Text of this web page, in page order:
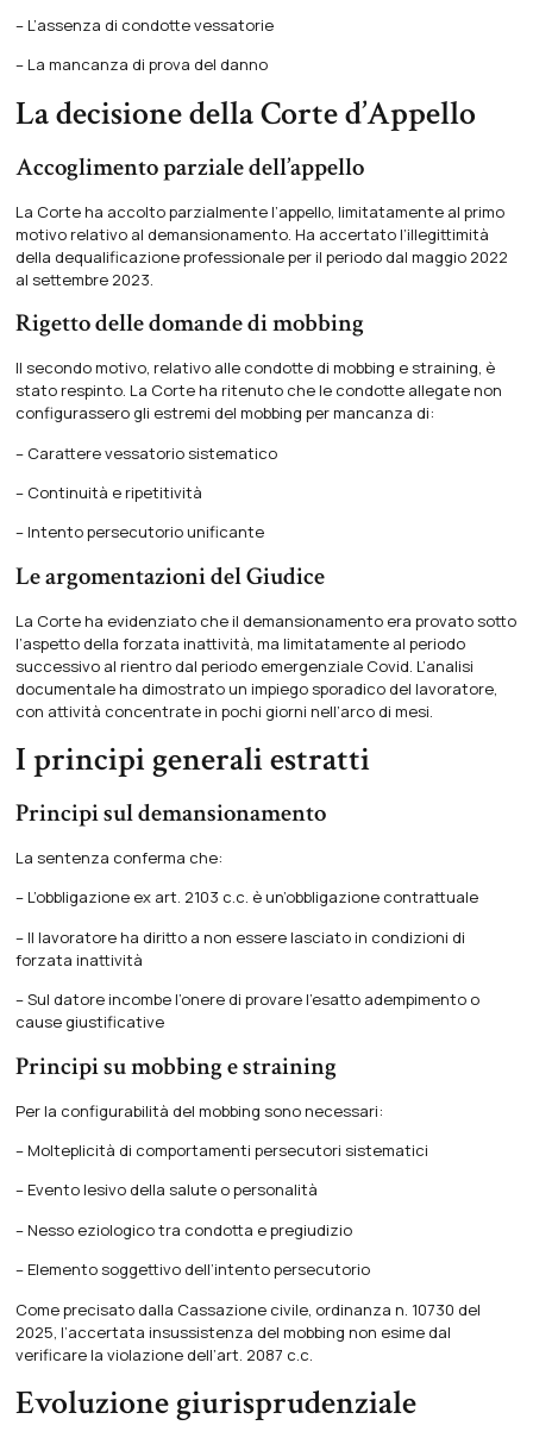
– L’assenza di condotte vessatorie
– La mancanza di prova del danno
La decisione della Corte d’Appello
Accoglimento parziale dell’appello
La Corte ha accolto parzialmente l’appello, limitatamente al primo
motivo relativo al demansionamento. Ha accertato l’illegittimità
della dequalificazione professionale per il periodo dal maggio 2022
al settembre 2023.
Rigetto delle domande di mobbing
Il secondo motivo, relativo alle condotte di mobbing e straining, è
stato respinto. La Corte ha ritenuto che le condotte allegate non
configurassero gli estremi del mobbing per mancanza di:
– Carattere vessatorio sistematico
– Continuità e ripetitività
– Intento persecutorio unificante
Le argomentazioni del Giudice
La Corte ha evidenziato che il demansionamento era provato sotto
l’aspetto della forzata inattività, ma limitatamente al periodo
successivo al rientro dal periodo emergenziale Covid. L’analisi
documentale ha dimostrato un impiego sporadico del lavoratore,
con attività concentrate in pochi giorni nell’arco di mesi.
I principi generali estratti
Principi sul demansionamento
La sentenza conferma che:
– L’obbligazione ex art. 2103 c.c. è un’obbligazione contrattuale
– Il lavoratore ha diritto a non essere lasciato in condizioni di
forzata inattività
– Sul datore incombe l’onere di provare l’esatto adempimento o
cause giustificative
Principi su mobbing e straining
Per la configurabilità del mobbing sono necessari:
– Molteplicità di comportamenti persecutori sistematici
– Evento lesivo della salute o personalità
– Nesso eziologico tra condotta e pregiudizio
– Elemento soggettivo dell’intento persecutorio
Come precisato dalla Cassazione civile, ordinanza n. 10730 del
2025, l’accertata insussistenza del mobbing non esime dal
verificare la violazione dell’art. 2087 c.c.
Evoluzione giurisprudenziale